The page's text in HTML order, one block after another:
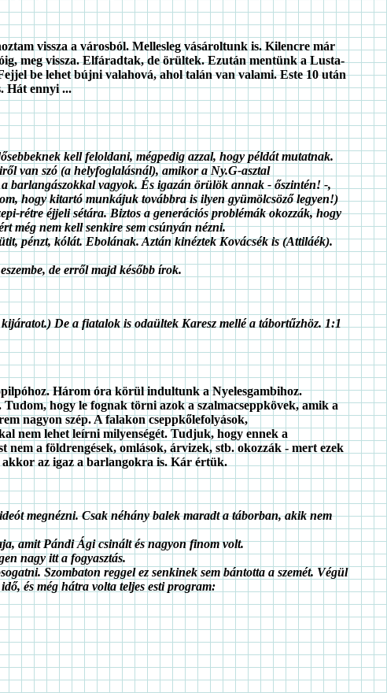
vissza a városból. Mellesleg vásároltunk is. Kilencre már
meg vissza. Elfáradtak, de örültek. Ezután mentünk a Lusta-
be lehet bújni valahová, ahol talán van valami. Este 10 után
Hát ennyi ...
kell feloldani, mégpedig azzal, hogy példát mutatnak.
van szó (a helyfoglalásnál), amikor a Ny.G-asztal
barlangászokkal vagyok. És igazán örülök annak - őszintén! -,
hogy kitartó munkájuk továbbra is ilyen gyümölcsöző legyen!)
rétre éjjeli sétára. Biztos a generációs problémák okozzák, hogy
még nem kell senkire sem csúnyán nézni.
pénzt, kólát. Ebolának. Aztán kinéztek Kovácsék is (Attiláék).
de erről majd később írok.
De a fiatalok is odaültek Karesz mellé a tábortűzhöz. 1:1
Három óra körül indultunk a Nyelesgambihoz.
hogy le fognak törni azok a szalmacseppkövek, amik a
nagyon szép. A falakon cseppkőlefolyások,
nem lehet leírni milyenségét. Tudjuk, hogy ennek a
nem a földrengések, omlások, árvizek, stb. okozzák - mert ezek
akkor az igaz a barlangokra is. Kár értük.
megnézni. Csak néhány balek maradt a táborban, akik nem
amit Pándi Ági csinált és nagyon finom volt.
nagy itt a fogyasztás.
Szombaton reggel ez senkinek sem bántotta a szemét. Végül
és még hátra volta teljes esti program: